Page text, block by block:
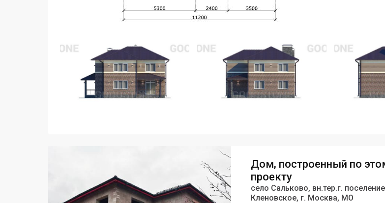
Дом, построенный по
проекту
село Сальково, вн.тер.г. поселение
Кленовское, г. Москва, МO